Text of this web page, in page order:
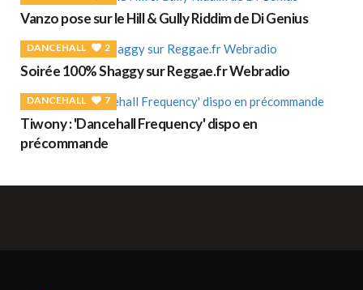
Vanzo pose sur le Hill & Gully Riddim de Di Genius
DANCEHALL 2
Soirée 100% Shaggy sur Reggae.fr Webradio
DANCEHALL 7
Tiwony : 'Dancehall Frequency' dispo en
précommande